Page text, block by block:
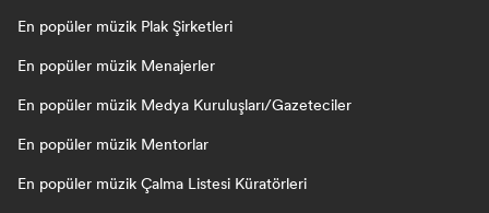
En popüler müzik Plak Şirketleri
En popüler müzik Menajerler
En popüler müzik Medya Kuruluşları/Gazeteciler
En popüler müzik Mentorlar
En popüler müzik Çalma Listesi Küratörleri